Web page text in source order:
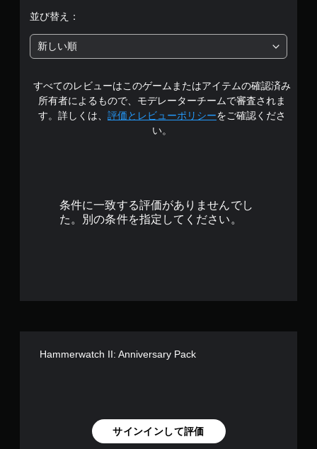
の
5
で
す
並び替え：
新しい順
すべてのレビューはこのゲームまたはアイテムの確認済み
所有者によるもので、モデレーターチームで審査されま
す。詳しくは、 評価とレビューポリシーをご確認くださ
い。
条件に一致する評価がありませんでし
た。別の条件を指定してください。
Hammerwatch II: Anniversary Pack
サインインして評価